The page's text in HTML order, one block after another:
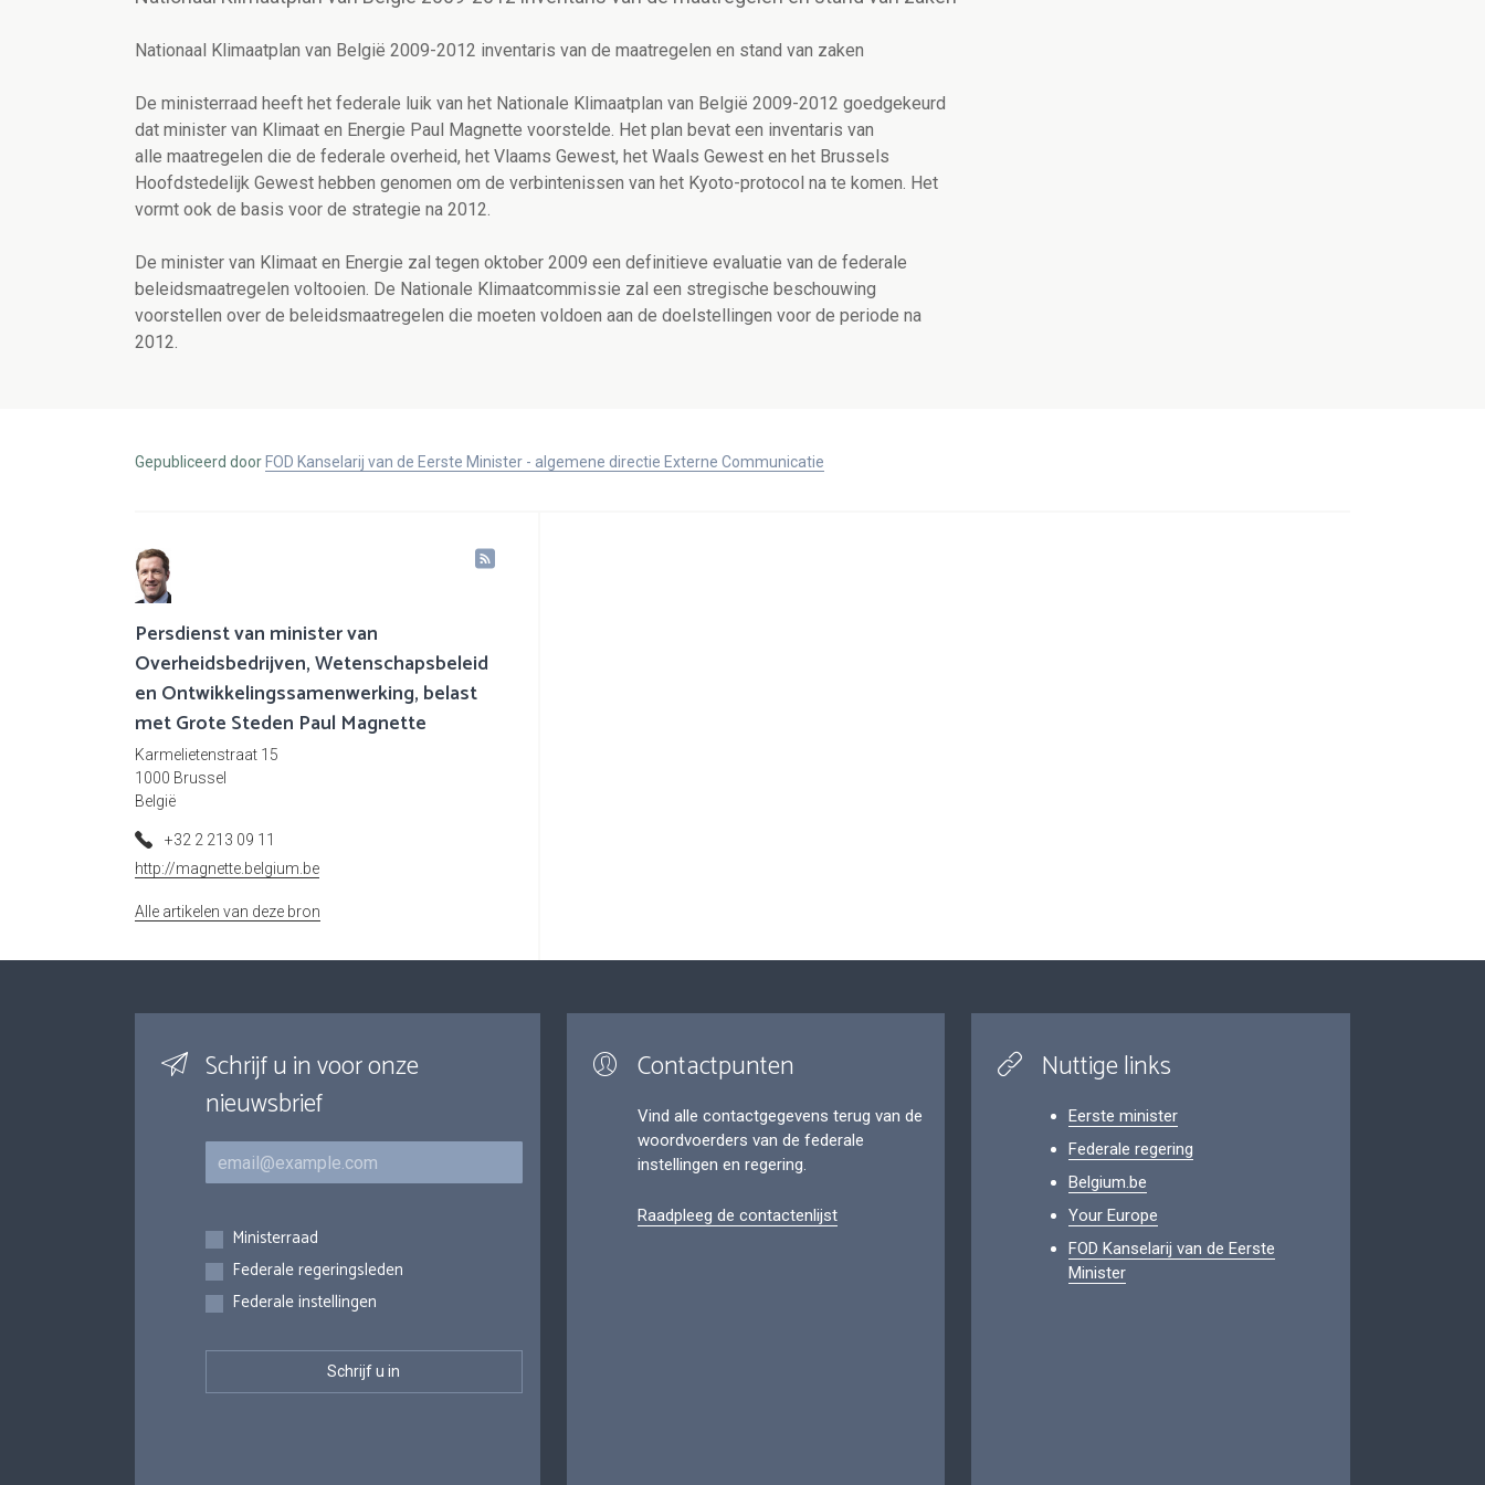
Nationaal Klimaatplan van België 2009-2012 inventaris van de maatregelen en stand van zaken
De ministerraad heeft het federale luik van het Nationale Klimaatplan van België 2009-2012 goedgekeurd
dat minister van Klimaat en Energie Paul Magnette voorstelde. Het plan bevat een inventaris van
alle maatregelen die de federale overheid, het Vlaams Gewest, het Waals Gewest en het Brussels
Hoofdstedelijk Gewest hebben genomen om de verbintenissen van het Kyoto-protocol na te komen. Het
vormt ook de basis voor de strategie na 2012.
De minister van Klimaat en Energie zal tegen oktober 2009 een definitieve evaluatie van de federale
beleidsmaatregelen voltooien. De Nationale Klimaatcommissie zal een stregische beschouwing
voorstellen over de beleidsmaatregelen die moeten voldoen aan de doelstellingen voor de periode na
2012.
Gepubliceerd door FOD Kanselarij van de Eerste Minister - algemene directie Externe Communicatie
Persdienst van minister van
Overheidsbedrijven, Wetenschapsbeleid
en Ontwikkelingssamenwerking, belast
met Grote Steden Paul Magnette
Karmelietenstraat 15
1000 Brussel
België
+32 2 213 09 11
http://magnette.belgium.be
Alle artikelen van deze bron
Schrijf u in voor onze
nieuwsbrief
E-mail
Inschrijvingen
Ministerraad
Federale regeringsleden
Federale instellingen
Contactpunten
Vind alle contactgegevens terug van de
woordvoerders van de federale
instellingen en regering.
Raadpleeg de contactenlijst
Nuttige links
Eerste minister
Federale regering
Belgium.be
Your Europe
FOD Kanselarij van de Eerste
Minister